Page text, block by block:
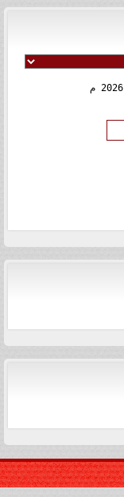
2026 م